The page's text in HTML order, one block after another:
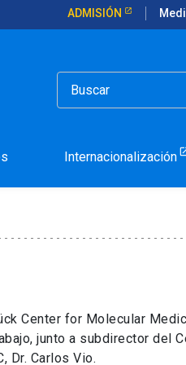
ADMISIÓN
Internacionalización
Center for Molecular
junto a subdirector del
Dr. Carlos Vio.